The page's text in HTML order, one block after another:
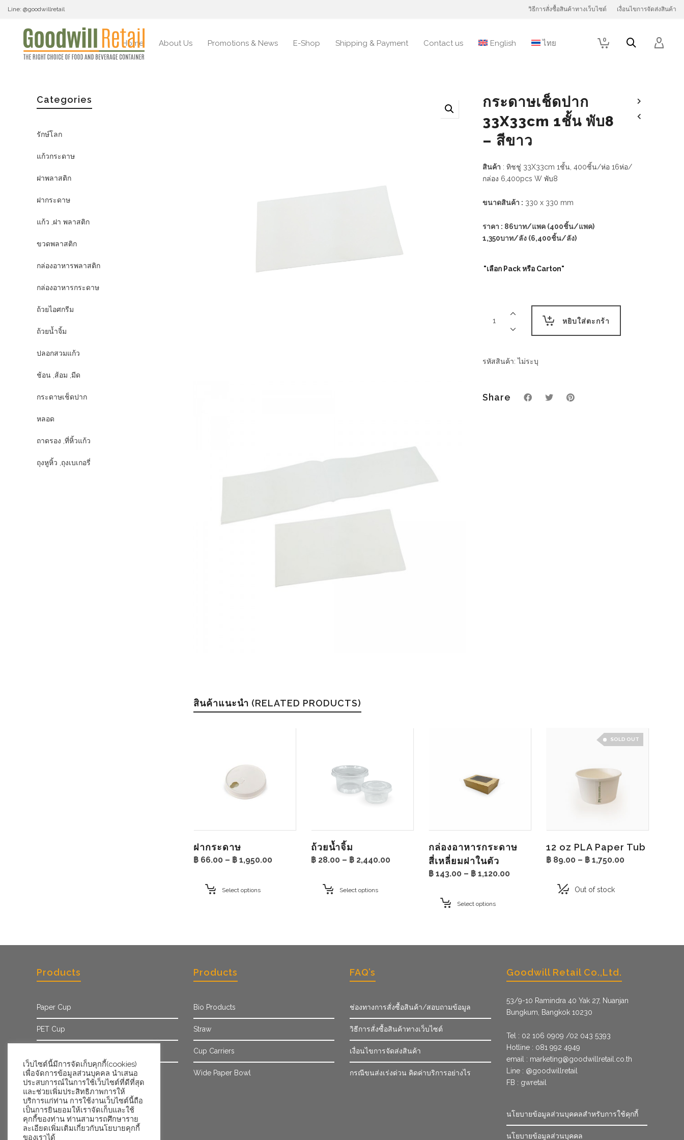
Line: @goodwillretail วิธีการสั่งซื้อสินค้าทางเว็บไซต์ เงื่อนไขการจัดส่งสินค้า
Home About Us Promotions & News E-Shop Shipping & Payment Contact us English ไทย 0
กระดาษเช็ดปาก
33X33cm 1ชั้น พับ8
– สีขาว
สินค้า : ทิชชู่ 33X33cm 1ชั้น, 400ชิ้น/ห่อ 16ห่อ/
กล่อง 6,400pcs W พับ8
ขนาดสินค้า : 330 x 330 mm
ราคา : 86บาท/แพค (400ชิ้น/แพค)
1,350บาท/ลัง (6,400ชิ้น/ลัง)
"เลือก Pack หรือ Carton"
เช็ด
พับ8
quantity
หยิบใส่ตะกร้า
รหัสสินค้า:ไม่ระบุ
Share
สินค้าแนะนำ (RELATED PRODUCTS)
ฝากระดาษ
฿66.00 – ฿1,950.00Price
Select options
ถ้วยน้ำจิ้ม
฿28.00 – ฿2,440.00Price
Select options
กล่องอาหารกระดาษ
สี่เหลี่ยมฝาในตัว
฿143.00 – ฿1,120.00Price
Select options
SOLD OUT
12 oz PLA Paper Tub
฿89.00 – ฿1,750.00Price
Out of stock
Categories
รักษ์โลก
แก้วกระดาษ
ฝาพลาสติก
ฝากระดาษ
แก้ว ,ฝา พลาสติก
ขวดพลาสติก
กล่องอาหารพลาสติก
กล่องอาหารกระดาษ
ถ้วยไอศกรีม
ถ้วยน้ำจิ้ม
ปลอกสวมแก้ว
ช้อน ,ส้อม ,มีด
กระดาษเช็ดปาก
หลอด
ถาดรอง ,ที่หิ้วแก้ว
ถุงหูหิ้ว ,ถุงเบเกอรี่
Products
Paper Cup
PET Cup
Ice Cream Cup/Tub
Products
Bio Products
Straw
Cup Carriers
Wide Paper Bowl
FAQ’s
ช่องทางการสั่งซื้อสินค้า/สอบถามข้อมูล
วิธีการสั่งซื้อสินค้าทางเว็บไซต์
เงื่อนไขการจัดส่งสินค้า
กรณีขนส่งเร่งด่วน คิดค่าบริการอย่างไร
Goodwill Retail Co.,Ltd.
53/9­-10 Ramindra 40 Yak 27, Nuanjan
Bungkum, Bangkok 10230
Tel : 02 106 0909 /02 043 5393
Hotline : 081 992 4949
email : marketing@goodwillretail.co.th
Line : @goodwillretail
FB : gwretail
นโยบายข้อมูลส่วนบุคคลสำหรับการใช้คุกกี้
นโยบายข้อมูลส่วนบุคคล
เว็บไซต์นี้มีการจัดเก็บคุกกี้(cookies)
เพื่อจัดการข้อมูลส่วนบุคคล นำเสนอ
ประสบการณ์ในการใช้เว็บไซต์ที่ดีที่สุด
และช่วยเพิ่มประสิทธิภาพการให้
บริการแก่ท่าน การใช้งานเว็บไซต์นี้ถือ
เป็นการยินยอมให้เราจัดเก็บและใช้
คุกกี้ของท่าน ท่านสามารถศึกษาราย
ละเอียดเพิ่มเติมเกี่ยวกับนโยบายคุกกี้
ของเราได้